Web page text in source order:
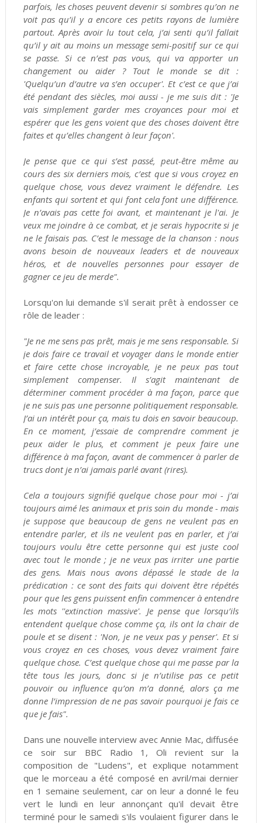
parfois, les choses peuvent devenir si sombres qu’on ne
voit pas qu’il y a encore ces petits rayons de lumière
partout. Après avoir lu tout cela, j’ai senti qu’il fallait
qu’il y ait au moins un message semi-positif sur ce qui
se passe. Si ce n’est pas vous, qui va apporter un
changement ou aider ? Tout le monde se dit :
'Quelqu’un d’autre va s’en occuper'. Et c’est ce que j’ai
été pendant des siècles, moi aussi - je me suis dit : 'Je
vais simplement garder mes croyances pour moi et
espérer que les gens voient que des choses doivent être
faites et qu’elles changent à leur façon'.
Je pense que ce qui s’est passé, peut-être même au
cours des six derniers mois, c’est que si vous croyez en
quelque chose, vous devez vraiment le défendre. Les
enfants qui sortent et qui font cela font une différence.
Je n’avais pas cette foi avant, et maintenant je l'ai. Je
veux me joindre à ce combat, et je serais hypocrite si je
ne le faisais pas. C’est le message de la chanson : nous
avons besoin de nouveaux leaders et de nouveaux
héros, et de nouvelles personnes pour essayer de
gagner ce jeu de merde".
Lorsqu'on lui demande s'il serait prêt à endosser ce
rôle de leader :
"Je ne me sens pas prêt, mais je me sens responsable. Si
je dois faire ce travail et voyager dans le monde entier
et faire cette chose incroyable, je ne peux pas tout
simplement compenser. Il s’agit maintenant de
déterminer comment procéder à ma façon, parce que
je ne suis pas une personne politiquement responsable.
J’ai un intérêt pour ça, mais tu dois en savoir beaucoup.
En ce moment, j’essaie de comprendre comment je
peux aider le plus, et comment je peux faire une
différence à ma façon, avant de commencer à parler de
trucs dont je n’ai jamais parlé avant (rires).
Cela a toujours signifié quelque chose pour moi - j’ai
toujours aimé les animaux et pris soin du monde - mais
je suppose que beaucoup de gens ne veulent pas en
entendre parler, et ils ne veulent pas en parler, et j’ai
toujours voulu être cette personne qui est juste cool
avec tout le monde ; je ne veux pas irriter une partie
des gens. Mais nous avons dépassé le stade de la
prédication : ce sont des faits qui doivent être répétés
pour que les gens puissent enfin commencer à entendre
les mots ''extinction massive'. Je pense que lorsqu’ils
entendent quelque chose comme ça, ils ont la chair de
poule et se disent : 'Non, je ne veux pas y penser'. Et si
vous croyez en ces choses, vous devez vraiment faire
quelque chose. C’est quelque chose qui me passe par la
tête tous les jours, donc si je n’utilise pas ce petit
pouvoir ou influence qu’on m’a donné, alors ça me
donne l’impression de ne pas savoir pourquoi je fais ce
que je fais".
Dans une nouvelle interview avec Annie Mac, diffusée
ce soir sur BBC Radio 1, Oli revient sur la
composition de "Ludens", et explique notamment
que le morceau a été composé en avril/mai dernier
en 1 semaine seulement, car on leur a donné le feu
vert le lundi en leur annonçant qu'il devait être
terminé pour le samedi s'ils voulaient figurer dans le